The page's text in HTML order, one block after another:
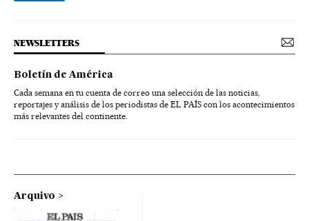
NEWSLETTERS
Boletín de América
Cada semana en tu cuenta de correo una selección de las noticias,
reportajes y análisis de los periodistas de EL PAÍS con los acontecimientos
más relevantes del continente.
Arquivo